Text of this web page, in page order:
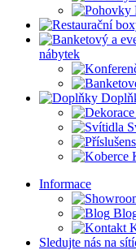
nábytek
Informace
Sledujte nás na